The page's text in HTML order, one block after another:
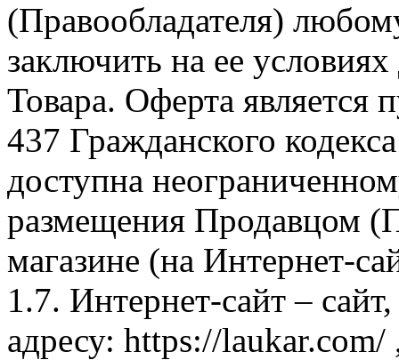
(Правообладателя)
заключить на ее
Товара. Оферта является
437 Гражданского
доступна
размещения Продавцом
магазине (на Интернет-
1.7. Интернет-сайт –
адресу: https://laukar.com/